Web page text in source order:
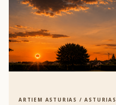
ARTIEM ASTURIAS / ASTURIAS